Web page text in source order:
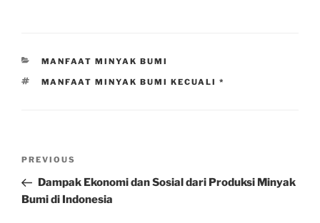
CATEGORIES
MANFAAT MINYAK BUMI
TAGS
MANFAAT MINYAK BUMI KECUALI *
Previous
Post
PREVIOUS
Dampak Ekonomi dan Sosial dari Produksi Minyak
Bumi di Indonesia